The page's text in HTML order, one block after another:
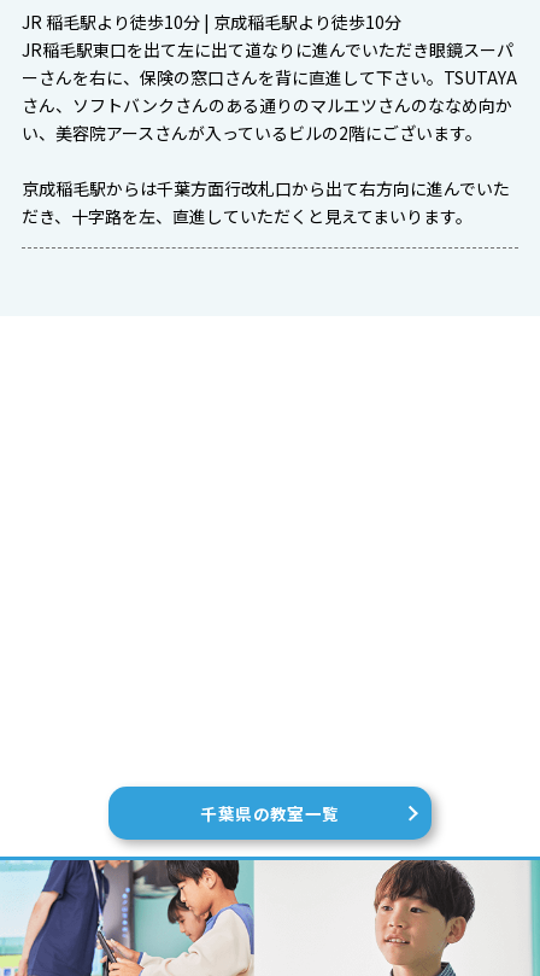
JR 稲毛駅より徒歩10分 | 京成稲毛駅より徒歩10分
JR稲毛駅東口を出て左に出て道なりに進んでいただき眼鏡スーパ
ーさんを右に、保険の窓口さんを背に直進して下さい。TSUTAYA
さん、ソフトバンクさんのある通りのマルエツさんのななめ向か
い、美容院アースさんが入っているビルの2階にございます。
京成稲毛駅からは千葉方面行改札口から出て右方向に進んでいた
だき、十字路を左、直進していただくと見えてまいります。
千葉県の教室一覧